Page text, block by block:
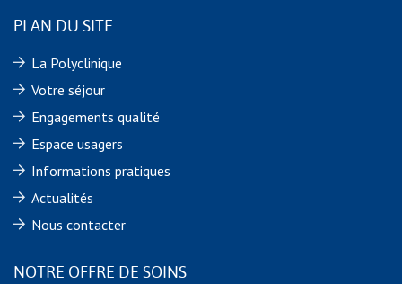
PLAN DU SITE
La Polyclinique
Votre séjour
Engagements qualité
Espace usagers
Informations pratiques
Actualités
Nous contacter
NOTRE OFFRE DE SOINS